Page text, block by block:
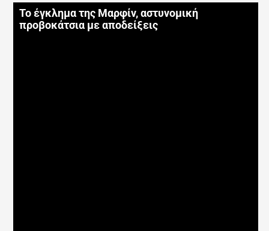
Το έγκλημα της Μαρφίν, αστυνομική
προβοκάτσια με αποδείξεις